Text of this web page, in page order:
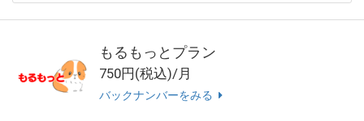
もるもっとプラン
750円(税込)/月
バックナンバーをみる